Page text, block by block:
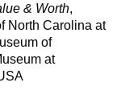
& Worth,
North Carolina at
of
at